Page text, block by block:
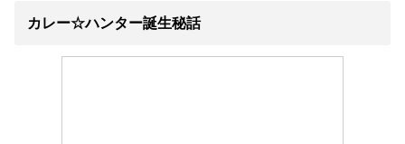
カレー☆ハンター誕生秘話